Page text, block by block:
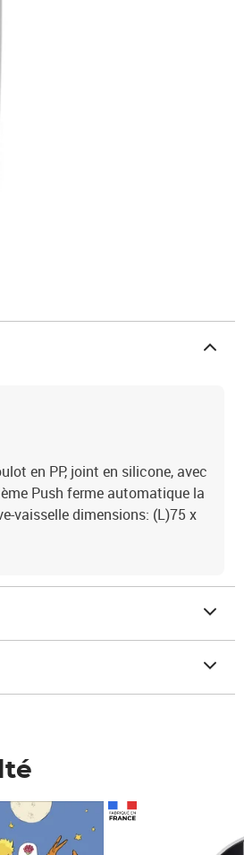
en PP, joint en silicone, avec
Push ferme automatique la
vaisselle dimensions: (L)75 x